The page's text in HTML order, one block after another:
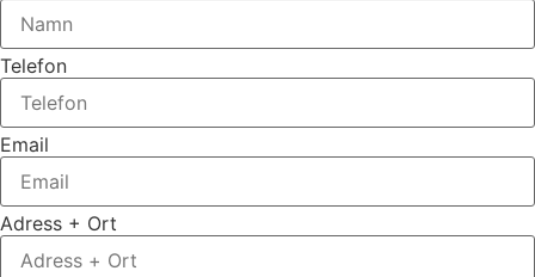
Telefon
Email
Adress + Ort